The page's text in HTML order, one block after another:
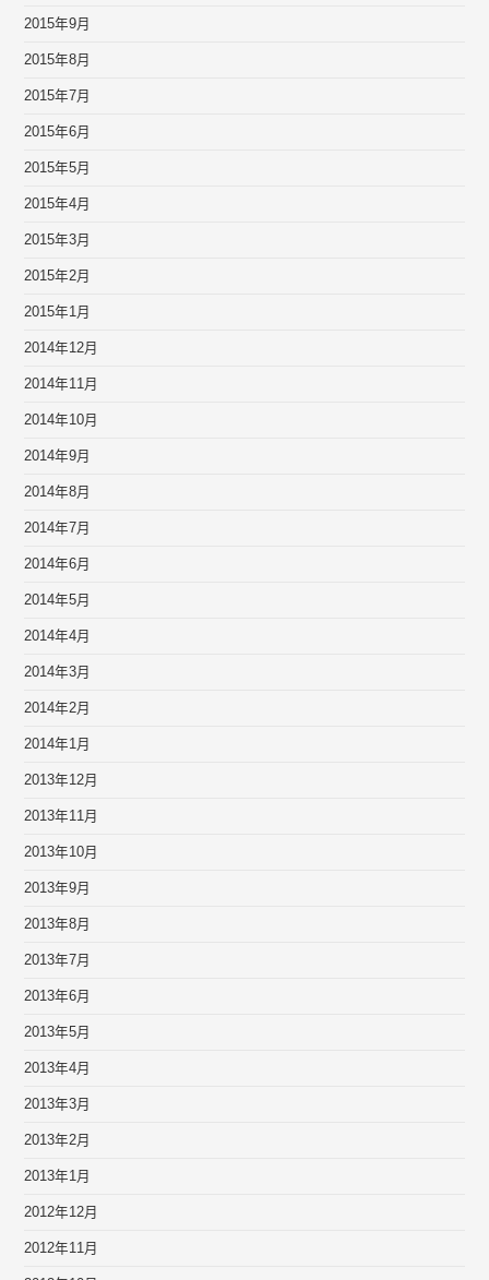
2015年9月
2015年8月
2015年7月
2015年6月
2015年5月
2015年4月
2015年3月
2015年2月
2015年1月
2014年12月
2014年11月
2014年10月
2014年9月
2014年8月
2014年7月
2014年6月
2014年5月
2014年4月
2014年3月
2014年2月
2014年1月
2013年12月
2013年11月
2013年10月
2013年9月
2013年8月
2013年7月
2013年6月
2013年5月
2013年4月
2013年3月
2013年2月
2013年1月
2012年12月
2012年11月